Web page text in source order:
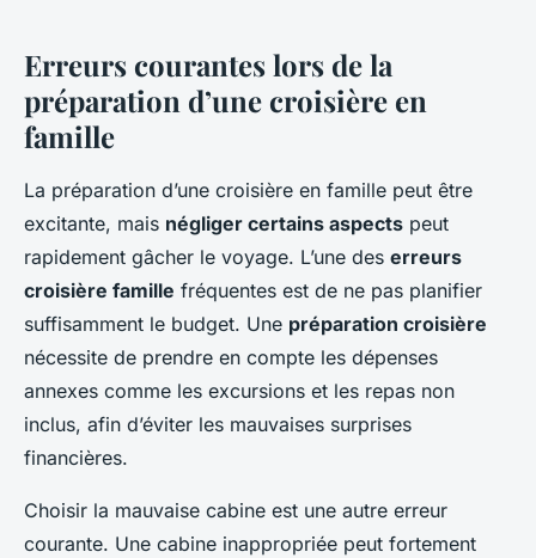
Erreurs courantes lors de la
préparation d’une croisière en
famille
La préparation d’une croisière en famille peut être
excitante, mais négliger certains aspects peut
rapidement gâcher le voyage. L’une des erreurs
croisière famille fréquentes est de ne pas planifier
suffisamment le budget. Une préparation croisière
nécessite de prendre en compte les dépenses
annexes comme les excursions et les repas non
inclus, afin d’éviter les mauvaises surprises
financières.
Choisir la mauvaise cabine est une autre erreur
courante. Une cabine inappropriée peut fortement